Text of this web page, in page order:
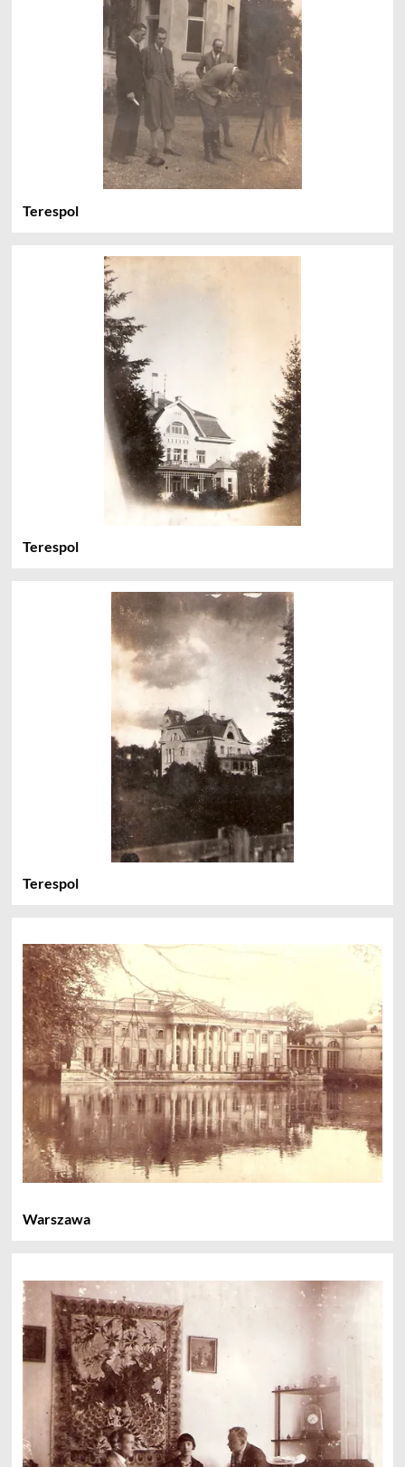
Terespol
Terespol
Terespol
Warszawa